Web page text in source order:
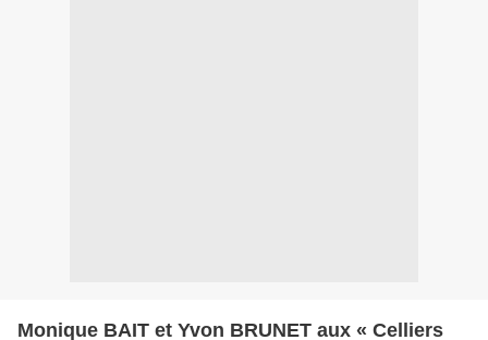
Monique BAIT et Yvon BRUNET aux « Celliers